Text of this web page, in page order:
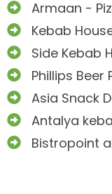
Armaan -
Kebab
Side Kebab
Phillips Beer
Asia Snack
Antalya
Bistropoint